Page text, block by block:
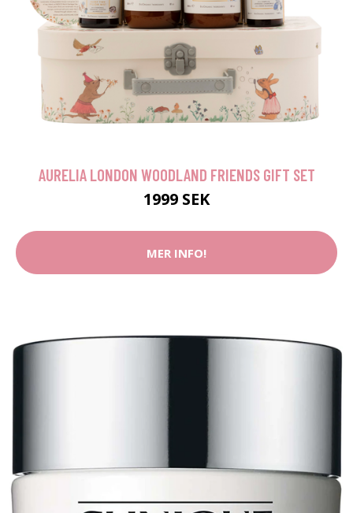
AURELIA LONDON WOODLAND FRIENDS GIFT SET
1999 SEK
MER INFO!